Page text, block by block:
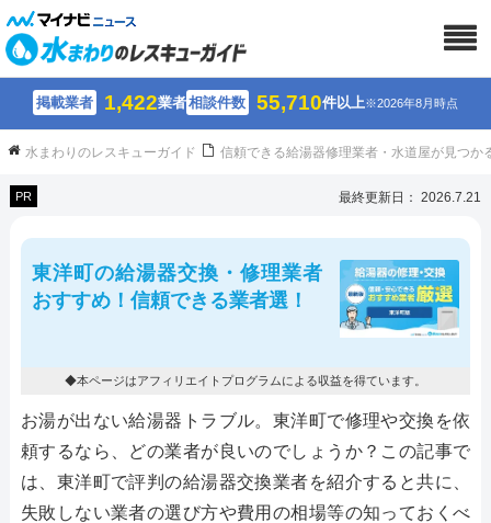
掲載業者 1,422業者相談件数 55,710件以上※2026年8月時点
水まわりのレスキューガイド 信頼できる給湯器修理業者・水道屋が見つか
PR 最終更新日： 2026.7.21
東洋町の給湯器交換・修理業者
おすすめ！信頼できる業者選！
◆本ページはアフィリエイトプログラムによる収益を得ています。
お湯が出ない給湯器トラブル。東洋町で修理や交換を依
頼するなら、どの業者が良いのでしょうか？この記事で
は、東洋町で評判の給湯器交換業者を紹介すると共に、
失敗しない業者の選び方や費用の相場等の知っておくべ